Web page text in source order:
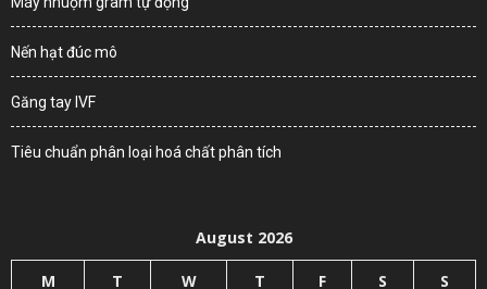
Nến hạt đúc mô
Găng tay IVF
Tiêu chuẩn phân loại hoá chất phân tích
August 2026
M T W T F S S